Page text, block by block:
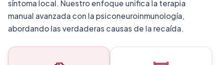
síntoma local. Nuestro enfoque unifica la terapia
manual avanzada con la psiconeuroinmunología,
abordando las verdaderas causas de la recaída.